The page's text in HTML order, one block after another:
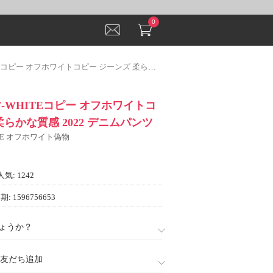
0
ワイトコピー ジーンズ 柔らかな質感 2022 デニムパンツ
WHITEコピー オフホワイトコ
かな質感 2022 デニムパンツ
オフホワイト偽物
気: 1242
: 1596756653
うか？
だち追加